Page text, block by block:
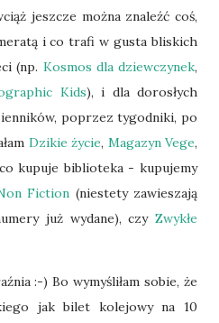
jeszcze można znaleźć coś,
i co trafi w gusta bliskich
(np. Kosmos dla dziewczynek,
Kids), i dla dorosłych
poprzez tygodniki, po
Dzikie życie, Magazyn Vege,
kupuje biblioteka - kupujemy
Fiction (niestety zawieszają
już wydane), czy Zwykłe
:-) Bo wymyśliłam sobie, że
jak bilet kolejowy na 10